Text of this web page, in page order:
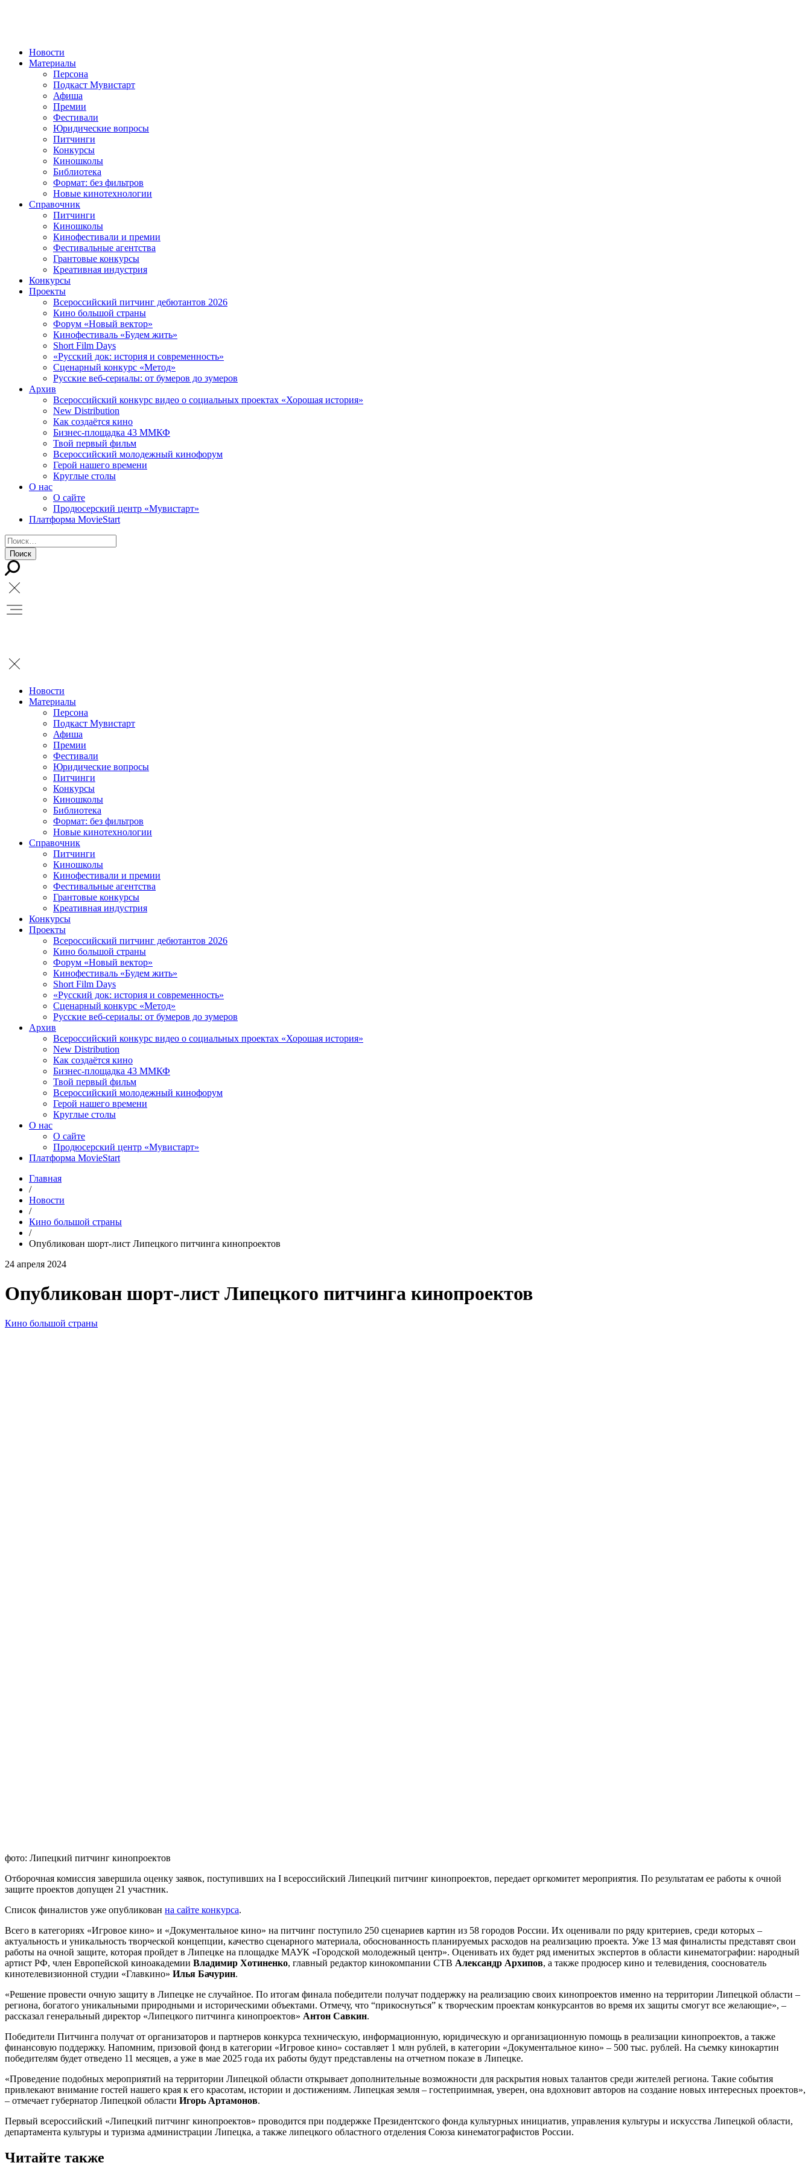
Новости
Материалы
Персона
Подкаст Мувистарт
Афиша
Премии
Фестивали
Юридические вопросы
Питчинги
Конкурсы
Киношколы
Библиотека
Формат: без фильтров
Новые кинотехнологии
Справочник
Питчинги
Киношколы
Кинофестивали и премии
Фестивальные агентства
Грантовые конкурсы
Креативная индустрия
Конкурсы
Проекты
Всероссийский питчинг дебютантов 2026
Кино большой страны
Форум «Новый вектор»
Кинофестиваль «Будем жить»
Short Film Days
«Русский док: история и современность»
Сценарный конкурс «Метод»
Русские веб-сериалы: от бумеров до зумеров
Архив
Всероссийский конкурс видео о социальных проектах «Хорошая история»
New Distribution
Как создаётся кино
Бизнес-площадка 43 ММКФ
Твой первый фильм
Всероссийский молодежный кинофорум
Герой нашего времени
Круглые столы
О нас
О сайте
Продюсерский центр «Мувистарт»
Платформа MovieStart
Новости
Материалы
Персона
Подкаст Мувистарт
Афиша
Премии
Фестивали
Юридические вопросы
Питчинги
Конкурсы
Киношколы
Библиотека
Формат: без фильтров
Новые кинотехнологии
Справочник
Питчинги
Киношколы
Кинофестивали и премии
Фестивальные агентства
Грантовые конкурсы
Креативная индустрия
Конкурсы
Проекты
Всероссийский питчинг дебютантов 2026
Кино большой страны
Форум «Новый вектор»
Кинофестиваль «Будем жить»
Short Film Days
«Русский док: история и современность»
Сценарный конкурс «Метод»
Русские веб-сериалы: от бумеров до зумеров
Архив
Всероссийский конкурс видео о социальных проектах «Хорошая история»
New Distribution
Как создаётся кино
Бизнес-площадка 43 ММКФ
Твой первый фильм
Всероссийский молодежный кинофорум
Герой нашего времени
Круглые столы
О нас
О сайте
Продюсерский центр «Мувистарт»
Платформа MovieStart
Главная
/
Новости
/
Кино большой страны
/
Опубликован шорт-лист Липецкого питчинга кинопроектов
24 апреля 2024
Опубликован шорт-лист Липецкого питчинга кинопроектов
Кино большой страны
фото: Липецкий питчинг кинопроектов
Отборочная комиссия завершила оценку заявок, поступивших на I всероссийский Липецкий питчинг кинопроектов, передает оргкомитет мероприятия. По результатам ее работы к очной
защите проектов допущен 21 участник.
Список финалистов уже опубликован на сайте конкурса.
Всего в категориях «Игровое кино» и «Документальное кино» на питчинг поступило 250 сценариев картин из 58 городов России. Их оценивали по ряду критериев, среди которых –
актуальность и уникальность творческой концепции, качество сценарного материала, обоснованность планируемых расходов на реализацию проекта. Уже 13 мая финалисты представят свои
работы на очной защите, которая пройдет в Липецке на площадке МАУК «Городской молодежный центр». Оценивать их будет ряд именитых экспертов в области кинематографии: народный
артист РФ, член Европейской киноакадемии Владимир Хотиненко, главный редактор кинокомпании СТВ Александр Архипов, а также продюсер кино и телевидения, сооснователь
кинотелевизионной студии «Главкино» Илья Бачурин.
«Решение провести очную защиту в Липецке не случайное. По итогам финала победители получат поддержку на реализацию своих кинопроектов именно на территории Липецкой области –
региона, богатого уникальными природными и историческими объектами. Отмечу, что “прикоснуться” к творческим проектам конкурсантов во время их защиты смогут все желающие», –
рассказал генеральный директор «Липецкого питчинга кинопроектов» Антон Савкин.
Победители Питчинга получат от организаторов и партнеров конкурса техническую, информационную, юридическую и организационную помощь в реализации кинопроектов, а также
финансовую поддержку. Напомним, призовой фонд в категории «Игровое кино» составляет 1 млн рублей, в категории «Документальное кино» – 500 тыс. рублей. На съемку кинокартин
победителям будет отведено 11 месяцев, а уже в мае 2025 года их работы будут представлены на отчетном показе в Липецке.
«Проведение подобных мероприятий на территории Липецкой области открывает дополнительные возможности для раскрытия новых талантов среди жителей региона. Такие события
привлекают внимание гостей нашего края к его красотам, истории и достижениям. Липецкая земля – гостеприимная, уверен, она вдохновит авторов на создание новых интересных проектов»,
– отмечает губернатор Липецкой области Игорь Артамонов.
Первый всероссийский «Липецкий питчинг кинопроектов» проводится при поддержке Президентского фонда культурных инициатив, управления культуры и искусства Липецкой области,
департамента культуры и туризма администрации Липецка, а также липецкого областного отделения Союза кинематографистов России.
Читайте также